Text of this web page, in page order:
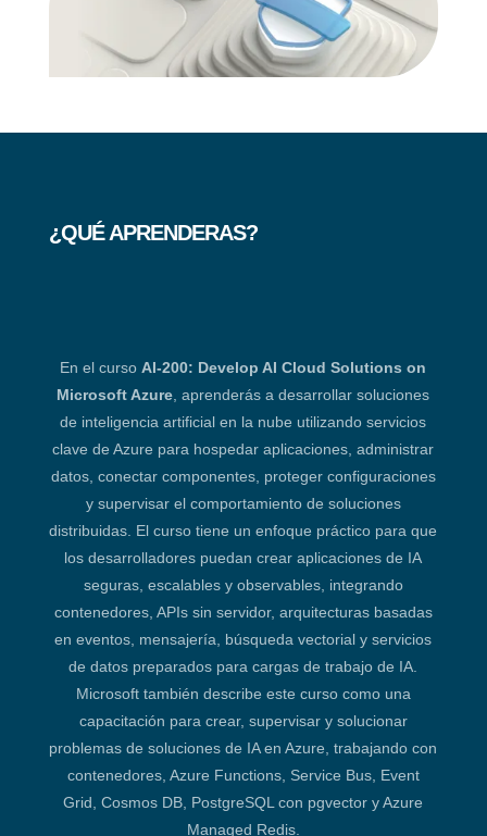
¿QUÉ APRENDERAS?
En el cursoAI-200: Develop AI Cloud Solutions on
Microsoft Azure, aprenderás a desarrollar soluciones
de inteligencia artificial en la nube utilizando servicios
clave de Azure para hospedar aplicaciones, administrar
datos, conectar componentes, proteger configuraciones
y supervisar el comportamiento de soluciones
distribuidas. El curso tiene un enfoque práctico para que
los desarrolladores puedan crear aplicaciones de IA
seguras, escalables y observables, integrando
contenedores, APIs sin servidor, arquitecturas basadas
en eventos, mensajería, búsqueda vectorial y servicios
de datos preparados para cargas de trabajo de IA.
Microsoft también describe este curso como una
capacitación para crear, supervisar y solucionar
problemas de soluciones de IA en Azure, trabajando con
contenedores, Azure Functions, Service Bus, Event
Grid, Cosmos DB, PostgreSQL con pgvector y Azure
Managed Redis.